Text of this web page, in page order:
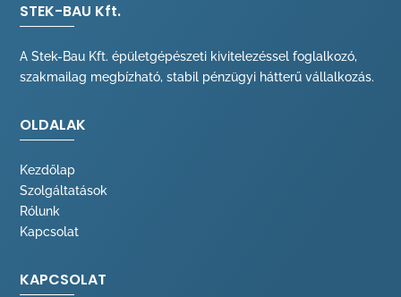
STEK-BAU Kft.
A Stek-Bau Kft. épületgépészeti kivitelezéssel foglalkozó,
szakmailag megbízható, stabil pénzügyi hátterű vállalkozás.
OLDALAK
Kezdőlap
Szolgáltatások
Rólunk
Kapcsolat
KAPCSOLAT